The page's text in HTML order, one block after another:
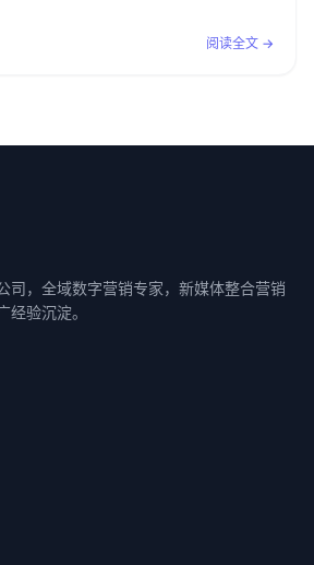
阅读全文 →
司，全域数字营销专家，新媒体整合营销
经验沉淀。